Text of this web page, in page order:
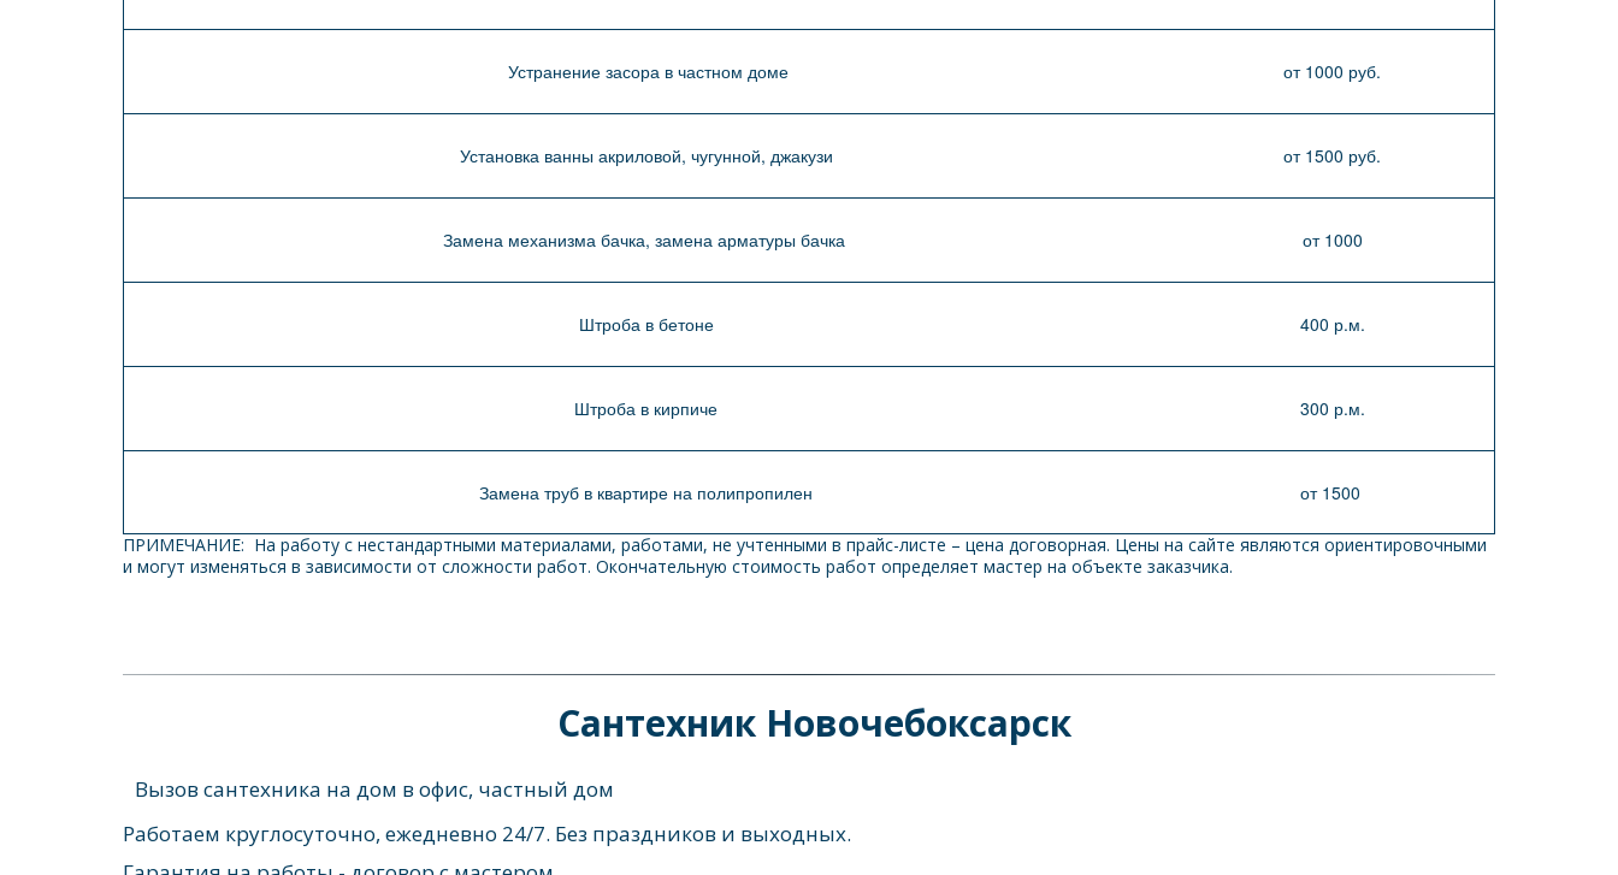
Устранение засора в частном доме от 1000 руб.
Установка ванны акриловой, чугунной, джакузи от 1500 руб.
Замена механизма бачка, замена арматуры бачка от 1000
Штроба в бетоне 400 р.м.
Штроба в кирпиче 300 р.м.
Замена труб в квартире на полипропилен от 1500
ПРИМЕЧАНИЕ:  На работу с нестандартными материалами, работами, не учтенными в прайс-листе – цена договорная. Цены на сайте являются ориентировочными
и могут изменяться в зависимости от сложности работ. Окончательную стоимость работ определяет мастер на объекте заказчика.
Сантехник Новочебоксарск
Вызов сантехника на дом в офис, частный дом
Работаем круглосуточно, ежедневно 24/7. Без праздников и выходных.